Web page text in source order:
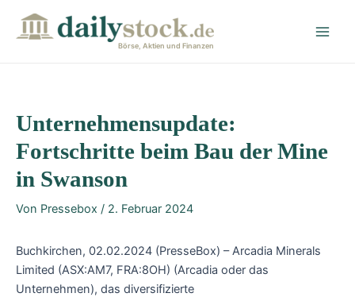
Börse, Aktien und Finanzen
Unternehmensupdate:
Fortschritte beim Bau der Mine
in Swanson
Von Pressebox / 2. Februar 2024
Buchkirchen, 02.02.2024 (PresseBox) – Arcadia Minerals
Limited (ASX:AM7, FRA:8OH) (Arcadia oder das
Unternehmen), das diversifizierte